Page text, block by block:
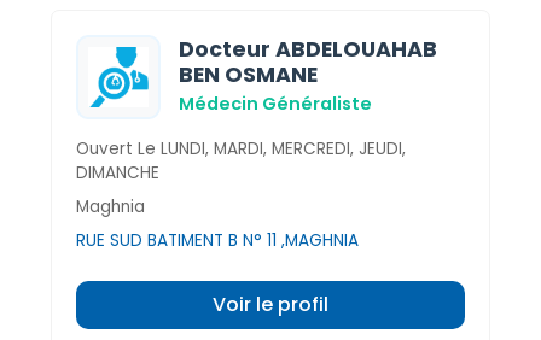
Docteur ABDELOUAHAB
BEN OSMANE
Médecin Généraliste
Ouvert Le LUNDI, MARDI, MERCREDI, JEUDI,
DIMANCHE
Maghnia
RUE SUD BATIMENT B N° 11 ,MAGHNIA
Voir le profil